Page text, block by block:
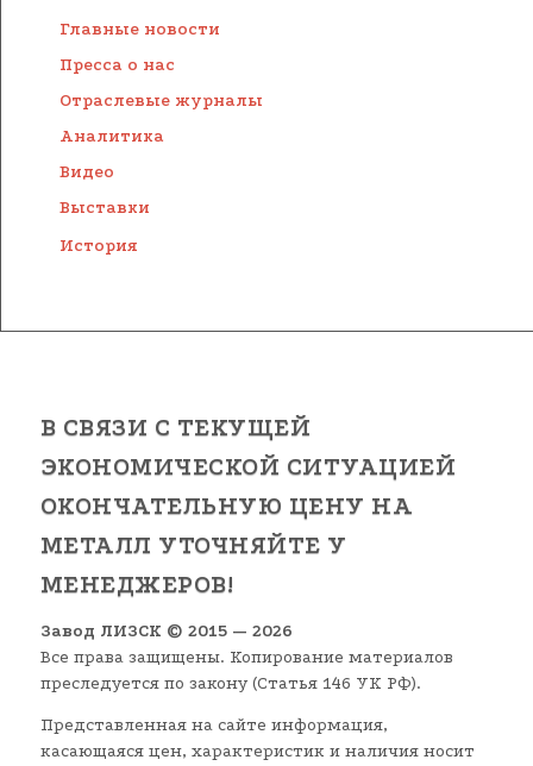
Главные новости
Пресса о нас
Отраслевые журналы
Аналитика
Видео
Выставки
История
В СВЯЗИ С ТЕКУЩЕЙ
ЭКОНОМИЧЕСКОЙ СИТУАЦИЕЙ
ОКОНЧАТЕЛЬНУЮ ЦЕНУ НА
МЕТАЛЛ УТОЧНЯЙТЕ У
МЕНЕДЖЕРОВ!
Завод ЛИЗСК © 2015 — 2026
Все права защищены. Копирование материалов
преследуется по закону (Статья 146 УК РФ).
Представленная на сайте информация,
касающаяся цен, характеристик и наличия носит